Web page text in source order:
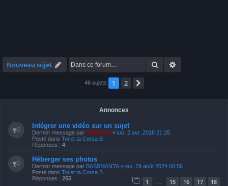
Nouveau sujet Rechercher
46 sujets 1 2
Annonces
Intégrer une vidéo sur un sujet
Dernier message par LeKiffeur « lun. 2 avr. 2018 21:25
Posté dans Toi et ta Corsa B
Réponses : 4
Héberger ses photos
Dernier message par BASSMANTA « jeu. 29 août 2024 00:56
Posté dans Toi et ta Corsa B
Réponses : 255 1 15 16 17 18